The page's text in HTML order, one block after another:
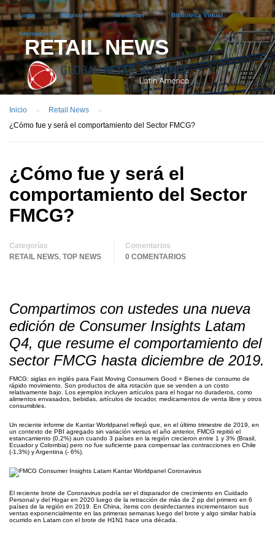
Login Register Newsletter Biblioteca Virtual
International
RETAIL NEWS
Inicio
Retail News
¿Cómo fue y será el comportamiento del Sector FMCG?
¿Cómo fue y será el
comportamiento del Sector
FMCG?
Categorías
RETAIL NEWS TOP NEWS
Comentarios
0 COMENTARIOS
Compartimos con ustedes una nueva
edición de Consumer Insights Latam
Q4, que resume el comportamiento del
sector FMCG hasta diciembre de 2019.
FMCG: siglas en inglés para Fast Moving Consumers Good = Bienes de consumo de
rápido movimiento. Son productos de alta rotación que se venden a un costo
relativamente bajo. Los ejemplos incluyen artículos para el hogar no duraderos, como
alimentos envasados, bebidas, artículos de tocador, medicamentos de venta libre y otros
consumibles.
Un reciente informe de Kantar Worldpanel reflejó que, en el último trimestre de 2019, en
un contexto de PBI agregado sin variación versus el año anterior, FMCG repitió el
estancamiento (0,2%) aun cuando 3 países en la región crecieron entre 1 y 3% (Brasil,
Ecuador y Colombia) pero no fue suficiente para compensar las contracciones en Chile
(-1,3%) y Argentina (- 6%).
El reciente brote de Coronavirus podría ser el disparador de crecimiento en Cuidado
Personal y del Hogar en 2020 luego de la retracción de más de 2 pp del primero en 6
países de la región en 2019. En China, ítems con desinfectantes incrementaron sus
ventas exponencialmente en las primeras semanas luego del brote y algo similar había
ocurrido en Latam con el brote de H1N1 hace una década.